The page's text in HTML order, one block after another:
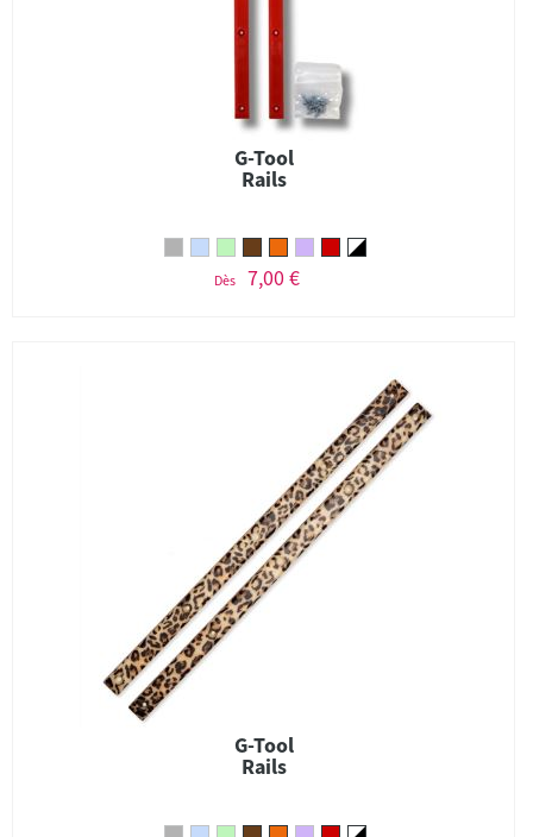
G-Tool
Rails
Dès 7,00 €
G-Tool
Rails